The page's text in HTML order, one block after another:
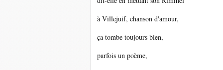
à Villejuif, chanson d'amour,
ça tombe toujours bien,
parfois un poème,